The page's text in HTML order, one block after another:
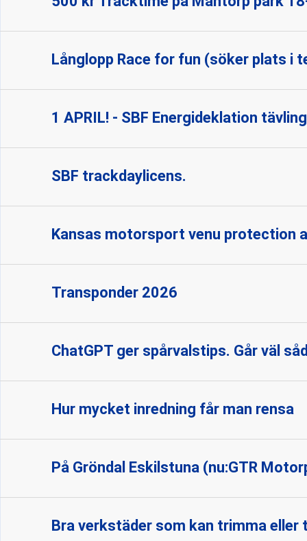
Långlopp Race for fun (söker plats i
1 APRIL! - SBF Energideklation
SBF trackdaylicens.
Kansas motorsport venu protection
Transponder 2026
ChatGPT ger spårvalstips. Går väl
Hur mycket inredning får man rensa
På Gröndal Eskilstuna (nu:GTR
Bra verkstäder som kan trimma eller